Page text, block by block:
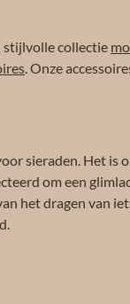
stijlvolle collectie
. Onze
sieraden. Het is
om een
het dragen van